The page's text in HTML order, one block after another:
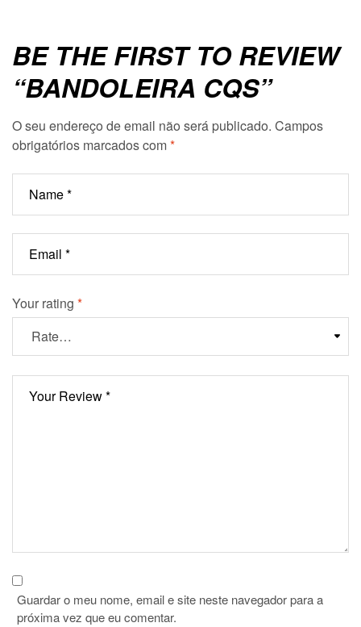
BE THE FIRST TO REVIEW
“BANDOLEIRA CQS”
O seu endereço de email não será publicado. Campos
obrigatórios marcados com*
Your rating *
Guardar o meu nome, email e site neste navegador para a
próxima vez que eu comentar.